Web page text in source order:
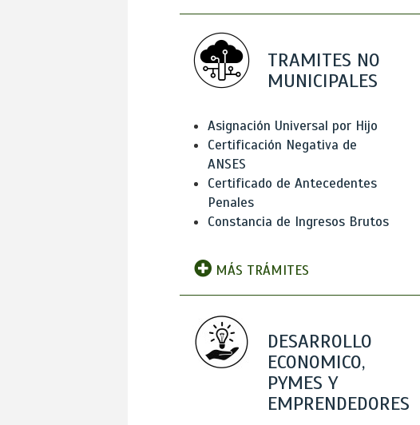
TRAMITES NO
MUNICIPALES
Asignación Universal por Hijo
Certificación Negativa de
ANSES
Certificado de Antecedentes
Penales
Constancia de Ingresos Brutos
MÁS TRÁMITES
DESARROLLO
ECONOMICO,
PYMES Y
EMPRENDEDORES